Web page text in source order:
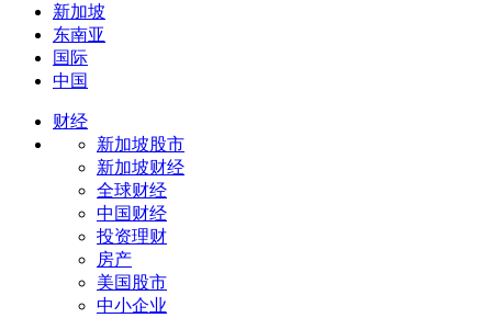
新加坡
东南亚
国际
中国
财经
新加坡股市
新加坡财经
全球财经
中国财经
投资理财
房产
美国股市
中小企业